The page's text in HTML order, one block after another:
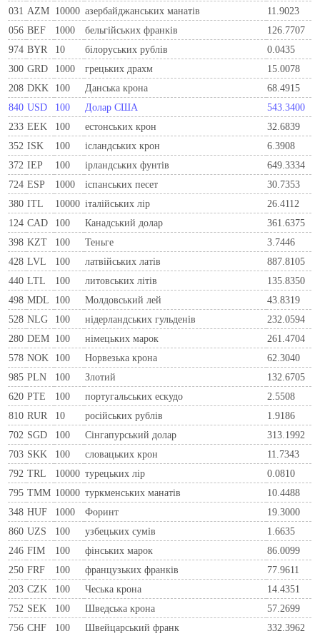
031 AZM 10000 азербайджанських манатів
11.9023
056 BEF 1000 бельгiйських франкiв
126.7707
974 BYR 10 білоруських рублів
0.0435
300 GRD 1000 грецьких драхм
15.0078
208 DKK 100 Данська крона
68.4915
840 USD 100 Долар США
543.3400
233 EEK 100 естонських крон
32.6839
352 ISK 100 ісландських крон
6.3908
372 IEP 100 iрландських фунтiв
649.3334
724 ESP 1000 iспанських песет
30.7353
380 ITL 10000 iталiйських лiр
26.4112
124 CAD 100 Канадський долар
361.6375
398 KZT 100 Теньге
3.7446
428 LVL 100 латвійських латів
887.8105
440 LTL 100 литовських літів
135.8350
498 MDL 100 Молдовський лей
43.8319
528 NLG 100 нiдерландських гульденiв
232.0594
280 DEM 100 нiмецьких марок
261.4704
578 NOK 100 Норвезька крона
62.3040
985 PLN 100 Злотий
132.6705
620 PTE 100 португальських ескудо
2.5508
810 RUR 10 росiйських рублiв
1.9186
702 SGD 100 Сінгапурський долар
313.1992
703 SKK 100 словацьких крон
11.7343
792 TRL 10000 турецьких лір
0.0810
795 TMM 10000 туркменських манатів
10.4488
348 HUF 1000 Форинт
19.3000
860 UZS 100 узбецьких сумів
1.6635
246 FIM 100 фiнських марок
86.0099
250 FRF 100 французьких франкiв
77.9611
203 CZK 100 Чеська крона
14.4351
752 SEK 100 Шведська крона
57.2699
756 CHF 100 Швейцарський франк 332.3962